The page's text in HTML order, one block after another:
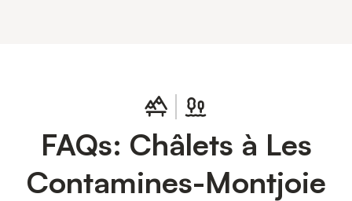
FAQs: Châlets à Les
Contamines-Montjoie